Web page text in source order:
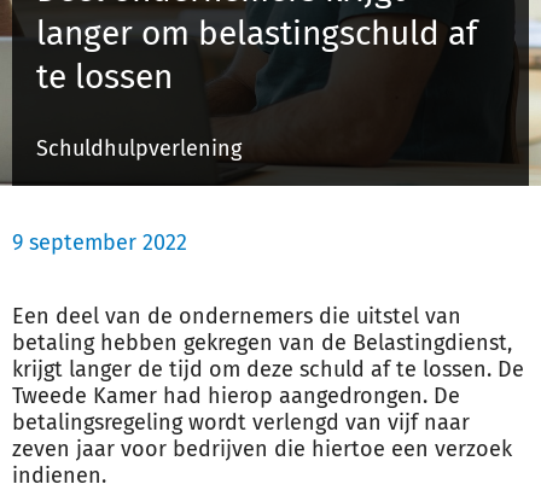
Inloggen
Registreren
langer om belastingschuld af
te lossen
Schuldhulpverlening
9 september 2022
Een deel van de ondernemers die uitstel van
betaling hebben gekregen van de Belastingdienst,
krijgt langer de tijd om deze schuld af te lossen. De
Tweede Kamer had hierop aangedrongen. De
betalingsregeling wordt verlengd van vijf naar
zeven jaar voor bedrijven die hiertoe een verzoek
indienen.